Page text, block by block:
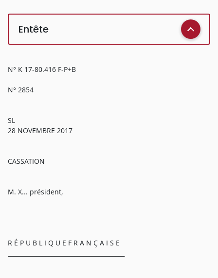
Entête
N° K 17-80.416 F-P+B
N° 2854
SL
28 NOVEMBRE 2017
CASSATION
M. X... président,
R É P U B L I Q U E F R A N Ç A I S E